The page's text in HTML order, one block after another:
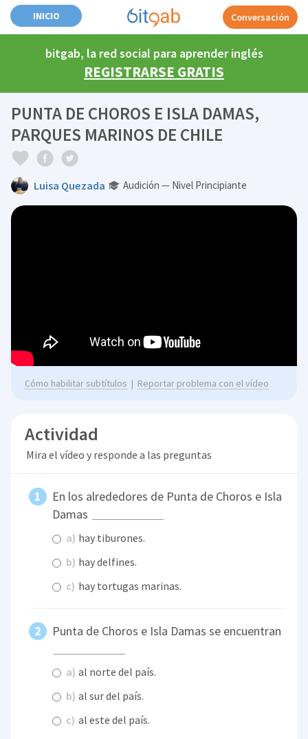
INICIO Conversación
bitgab, la red social para aprender inglés
REGISTRARSE GRATIS
PUNTA DE CHOROS E ISLA DAMAS,
PARQUES MARINOS DE CHILE
Luisa Quezada Audición — Nivel Principiante
Cómo habilitar subtítulos | Reportar problema con el vídeo
Actividad
Mira el vídeo y responde a las preguntas
En los alrededores de Punta de Choros e Isla
Damas
a) hay tiburones.
b) hay delfines.
c) hay tortugas marinas.
Punta de Choros e Isla Damas se encuentran
a) al norte del país.
b) al sur del país.
c) al este del país.